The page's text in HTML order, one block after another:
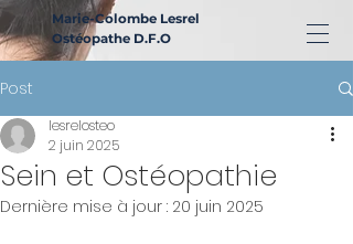
Ostéopathe D.F.O
Marie-Colombe Lesrel
Post
Sein et Ostéopathie
lesrelosteo
2 juin 2025
Dernière mise à jour : 20 juin 2025